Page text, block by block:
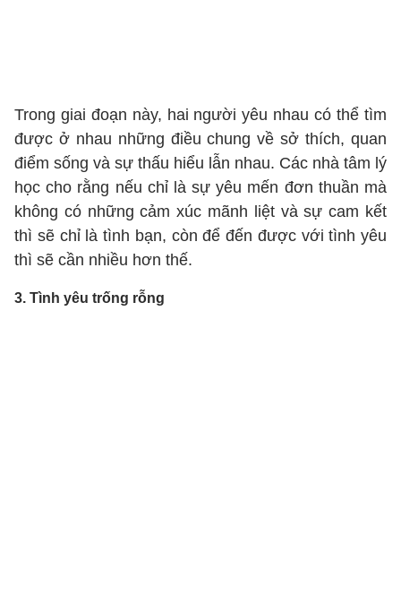
Trong giai đoạn này, hai người yêu nhau có thể tìm
được ở nhau những điều chung về sở thích, quan
điểm sống và sự thấu hiểu lẫn nhau. Các nhà tâm lý
học cho rằng nếu chỉ là sự yêu mến đơn thuần mà
không có những cảm xúc mãnh liệt và sự cam kết
thì sẽ chỉ là tình bạn, còn để đến được với tình yêu
thì sẽ cần nhiều hơn thế.
3. Tình yêu trống rỗng